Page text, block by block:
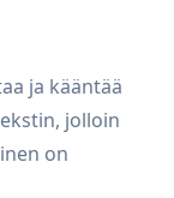
ja kääntää
jolloin
on